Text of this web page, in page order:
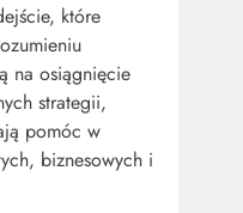
które
na osiągnięcie
strategii,
pomóc w
biznesowych i